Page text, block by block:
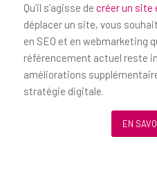
Qu’il s’agisse de créer un site
déplacer un site, vous
en SEO et en webmarketing
référencement actuel reste
améliorations
stratégie digitale.
EN